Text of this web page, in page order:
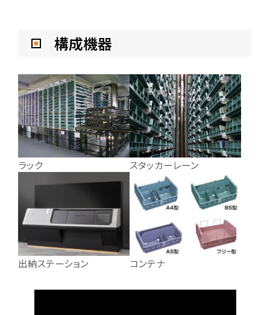
構成機器
ラック スタッカーレーン
出納ステーション コンテナ